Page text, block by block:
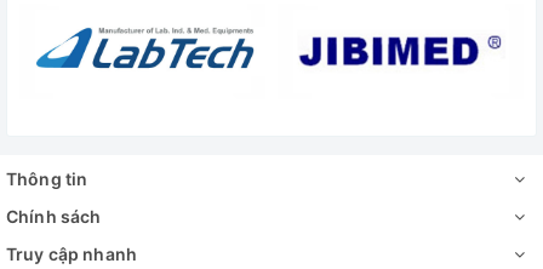
Thông tin
Chính sách
Truy cập nhanh